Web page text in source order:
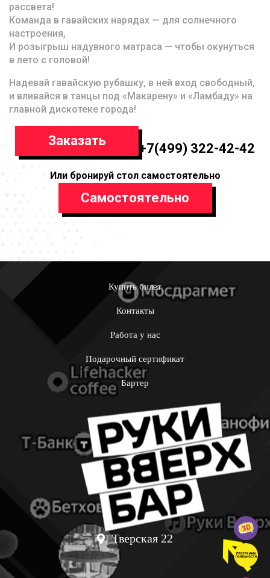
рассвета!
Команда в гавайских нарядах — для солнечного
настроения,
И розыгрыш надувного матраса — чтобы окунуться
в лето с головой!
Надевай гавайскую рубашку, в ней вход свободный,
и вливайся в танцы под «Макарену» и «Ламбаду» на
главной дискотеке города!
Заказать
+7(499) 322-42-42
Или бронируй стол самостоятельно
Самостоятельно
Купить билет
Контакты
Работа у нас
Подарочный сертификат
Бартер
Тверская 22